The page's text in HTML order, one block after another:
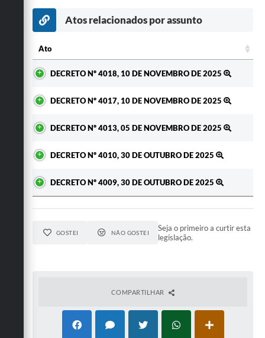
Atos relacionados por assunto
Ato
DECRETO Nº 4018, 10 DE NOVEMBRO DE 2025
DECRETO Nº 4017, 10 DE NOVEMBRO DE 2025
DECRETO Nº 4013, 05 DE NOVEMBRO DE 2025
DECRETO Nº 4010, 30 DE OUTUBRO DE 2025
DECRETO Nº 4009, 30 DE OUTUBRO DE 2025
GOSTEI NÃO GOSTEI
Seja o primeiro a curtir esta
legislação.
COMPARTILHAR